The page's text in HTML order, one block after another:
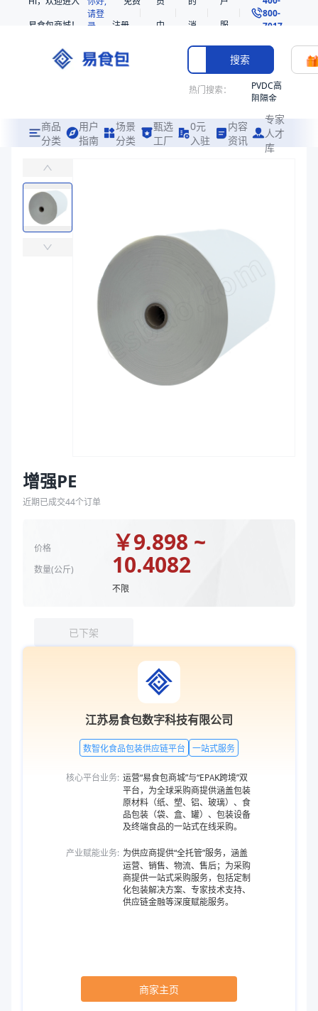
易食包商城！
请登
录
注册
中
消
息
服
务
800-
7017
搜索
热门搜索：
PVDC高
阻隔金
共挤热
收缩袋
烤箱袋
221330
热收缩
商品
分类
用户
指南
场景
分类
甄选
工厂
0元
入驻
内容
资讯
专家
人才
库
易食包（EPAK）专注于增强PE包装，提供详尽的规格参数、实物图片
￥9.898 ~ ￥10.4082
商品参数
商品分类
50、80、60、75、90、65、78、32
50、75、60、65、90、80、78、32
975、1095、575、590、570、560、510、1035
975、1095、575、590、560、570、510、520、
32*975、75*1035、90*560、90*1095、80*570
增强PE
近期已成交44个订单
价格
数量(公斤)
￥9.898 ~
10.4082
不限
已下架
江苏易食包数字科技有限公司
数智化食品包装供应链平台 一站式服务
核心平台业务: 运营“易食包商城”与“EPAK跨境”双
平台，为全球采购商提供涵盖包装
原材料（纸、塑、铝、玻璃）、食
品包装（袋、盒、罐）、包装设备
及终端食品的一站式在线采购。
产业赋能业务: 为供应商提供“全托管”服务，涵盖
运营、销售、物流、售后；为采购
商提供一站式采购服务，包括定制
化包装解决方案、专家技术支持、
供应链金融等深度赋能服务。
商家主页